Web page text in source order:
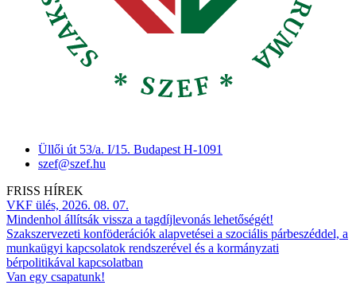
Üllői út 53/a. I/15. Budapest H-1091
szef@szef.hu
FRISS HÍREK
VKF ülés, 2026. 08. 07.
Mindenhol állítsák vissza a tagdíjlevonás lehetőségét!
Szakszervezeti konföderációk alapvetései a szociális párbeszéddel, a
munkaügyi kapcsolatok rendszerével és a kormányzati
bérpolitikával kapcsolatban
Van egy csapatunk!